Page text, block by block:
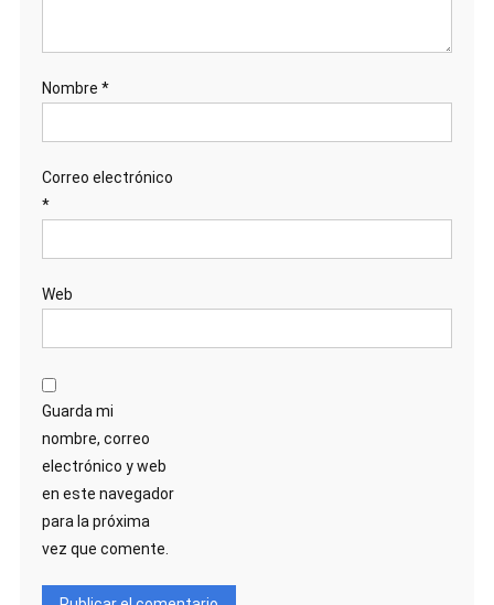
Nombre *
Correo electrónico
*
Web
Guarda mi
nombre, correo
electrónico y web
en este navegador
para la próxima
vez que comente.